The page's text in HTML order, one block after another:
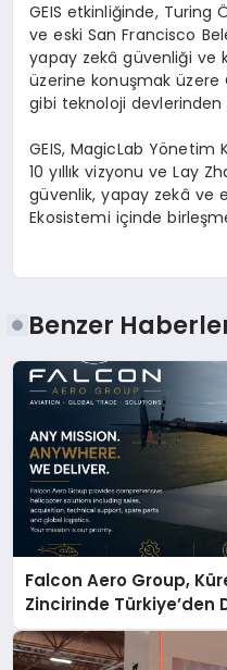
GEIS etkinliğinde, Turing
ve eski San Francisco
yapay zekâ güvenliği ve
üzerine konuşmak üzere
gibi teknoloji
GEIS, MagicLab Yönetim
10 yıllık vizyonu ve Lay
güvenlik, yapay zekâ ve
Ekosistemi içinde
Benzer
Falcon Aero Group,
Zincirinde Türkiye’den